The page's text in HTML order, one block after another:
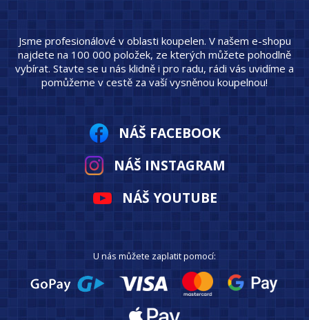
Jsme profesionálové v oblasti koupelen. V našem e-shopu
najdete na 100 000 položek, ze kterých můžete pohodlně
vybírat. Stavte se u nás klidně i pro radu, rádi vás uvidíme a
pomůžeme v cestě za vaší vysněnou koupelnou!
NÁŠ FACEBOOK
NÁŠ INSTAGRAM
NÁŠ YOUTUBE
U nás můžete zaplatit pomocí: